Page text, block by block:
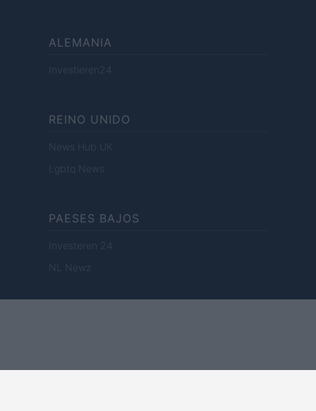
ALEMANIA
Investieren24
REINO UNIDO
News Hub UK
Lgbtq News
PAESES BAJOS
Investeren 24
NL Newz